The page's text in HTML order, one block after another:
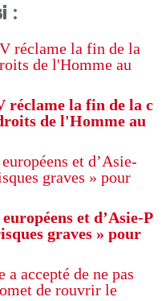
:
réclame la fin de la c
de l'Homme au
et d’Asie-P
graves » pour